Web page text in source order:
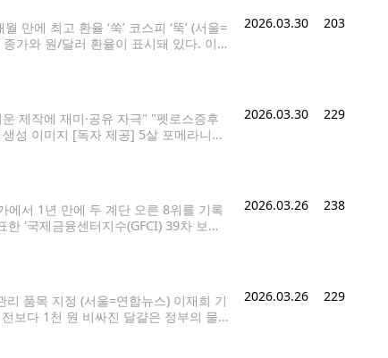
만에 최고 환율 ‘쑥’ 코스피 ‘뚝’ (서울=
가와 원/달러 환율이 표시돼 있다. 이
2026.03.30 203
제작에 재미·공유 자극" "펫로스증후
성 이미지 [독자 제공] 5살 포메라니안
2026.03.30 229
에서 1년 만에 두 계단 오른 8위를 기록
'국제금융센터지수(GFCI) 39차 보고
2026.03.26 238
품목 지정 (서울=연합뉴스) 이재희 기
보다 1천 원 비싸진 달걀은 정부의 물
2026.03.26 229